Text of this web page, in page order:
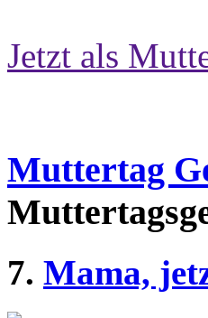
Jetzt als
Muttertag
7. Mama,